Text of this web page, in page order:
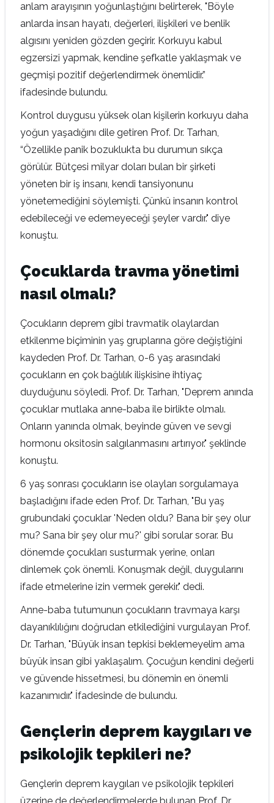
anlam arayışının yoğunlaştığını belirterek, "Böyle
anlarda insan hayatı, değerleri, ilişkileri ve benlik
algısını yeniden gözden geçirir. Korkuyu kabul
egzersizi yapmak, kendine şefkatle yaklaşmak ve
geçmişi pozitif değerlendirmek önemlidir.”
ifadesinde bulundu.
Kontrol duygusu yüksek olan kişilerin korkuyu daha
yoğun yaşadığını dile getiren Prof. Dr. Tarhan,
“Özellikle panik bozuklukta bu durumun sıkça
görülür. Bütçesi milyar doları bulan bir şirketi
yöneten bir iş insanı, kendi tansiyonunu
yönetemediğini söylemişti. Çünkü insanın kontrol
edebileceği ve edemeyeceği şeyler vardır." diye
konuştu.
Çocuklarda travma yönetimi
nasıl olmalı?
Çocukların deprem gibi travmatik olaylardan
etkilenme biçiminin yaş gruplarına göre değiştiğini
kaydeden Prof. Dr. Tarhan, 0-6 yaş arasındaki
çocukların en çok bağlılık ilişkisine ihtiyaç
duyduğunu söyledi. Prof. Dr. Tarhan, "Deprem anında
çocuklar mutlaka anne-baba ile birlikte olmalı.
Onların yanında olmak, beyinde güven ve sevgi
hormonu oksitosin salgılanmasını artırıyor." şeklinde
konuştu.
6 yaş sonrası çocukların ise olayları sorgulamaya
başladığını ifade eden Prof. Dr. Tarhan, "Bu yaş
grubundaki çocuklar 'Neden oldu? Bana bir şey olur
mu? Sana bir şey olur mu?' gibi sorular sorar. Bu
dönemde çocukları susturmak yerine, onları
dinlemek çok önemli. Konuşmak değil, duygularını
ifade etmelerine izin vermek gerekir." dedi.
Anne-baba tutumunun çocukların travmaya karşı
dayanıklılığını doğrudan etkilediğini vurgulayan Prof.
Dr. Tarhan, "Büyük insan tepkisi beklemeyelim ama
büyük insan gibi yaklaşalım. Çocuğun kendini değerli
ve güvende hissetmesi, bu dönemin en önemli
kazanımıdır." İfadesinde de bulundu.
Gençlerin deprem kaygıları ve
psikolojik tepkileri ne?
Gençlerin deprem kaygıları ve psikolojik tepkileri